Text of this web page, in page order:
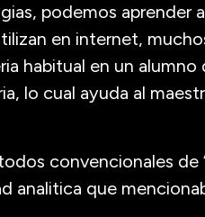
podemos aprender a
en internet,
habitual en un alumno
lo cual ayuda al
convencionales de
analitica que